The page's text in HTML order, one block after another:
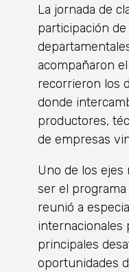
La jornada de
participación
acompañaron
recorrieron los
donde
productores,
de empresas
Uno de los ejes
ser el
reunió a
internacionales
principales
oportunidades